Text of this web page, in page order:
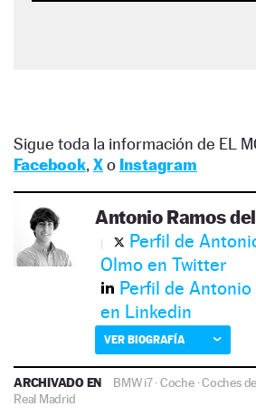
Sigue toda la información de EL
Facebook, Xo Instagram
Antonio Ramos
Perfil de
Olmo en Twitter
Perfil de
en Linkedin
VER BIOGRAFÍA
ARCHIVADO EN BMW i7·Coche·Coches
Real Madrid